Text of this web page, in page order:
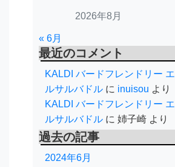
2026年8月
« 6月
最近のコメント
KALDI バードフレンドリー エ
ルサルバドル に inuisou より
KALDI バードフレンドリー エ
ルサルバドル に 姉子崎 より
過去の記事
2024年6月